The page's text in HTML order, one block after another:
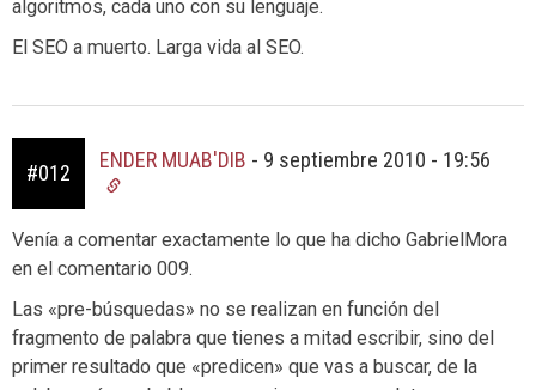
algoritmos, cada uno con su lenguaje.
El SEO a muerto. Larga vida al SEO.
#012
ENDER MUAB'DIB - 9 septiembre 2010 - 19:56
Venía a comentar exactamente lo que ha dicho GabrielMora
en el comentario 009.
Las «pre-búsquedas» no se realizan en función del
fragmento de palabra que tienes a mitad escribir, sino del
primer resultado que «predicen» que vas a buscar, de la